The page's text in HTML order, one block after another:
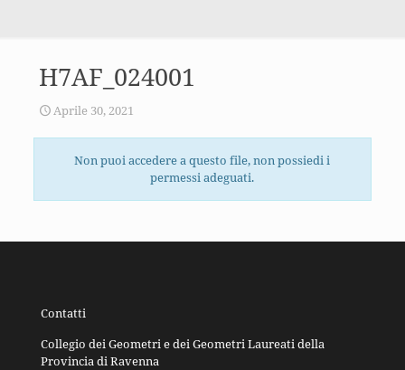
H7AF_024001
Aprile 30, 2021
Non puoi accedere a questo file, non possiedi i
permessi adeguati.
Contatti
Collegio dei Geometri e dei Geometri Laureati della
Provincia di Ravenna